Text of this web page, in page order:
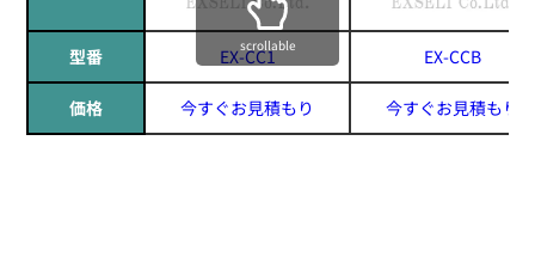
型番 EX-CC1 EX-CCB
価格 今すぐお見積もり 今すぐお見積もり
scrollable